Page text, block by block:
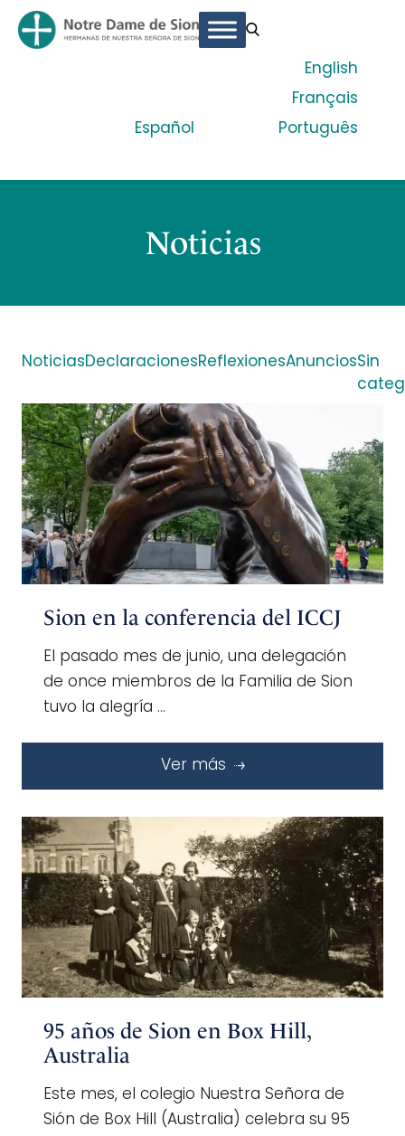
Español
English
Français
Português
Noticias
NoticiasDeclaracionesReflexionesAnunciosSin
Sion en la conferencia del ICCJ
El pasado mes de junio, una delegación
de once miembros de la Familia de Sion
tuvo la alegría …
Ver más
95 años de Sion en Box Hill,
Australia
Este mes, el colegio Nuestra Señora de
Sión de Box Hill (Australia) celebra su 95